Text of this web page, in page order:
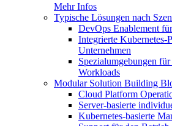
Mehr Infos
Typische Lösungen nach
DevOps Enablement
Integrierte Kubernetes-
Unternehmen
Spezialumgebungen
Workloads
Modular Solution Building
Cloud Platform
Server-basierte
Kubernetes-basierte